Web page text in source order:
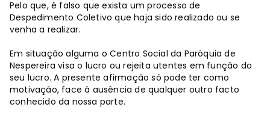
Pelo que, é falso que exista um processo de
Despedimento Coletivo que haja sido realizado ou se
venha a realizar.
Em situação alguma o Centro Social da Paróquia de
Nespereira visa o lucro ou rejeita utentes em função do
seu lucro. A presente afirmação só pode ter como
motivação, face à ausência de qualquer outro facto
conhecido da nossa parte.